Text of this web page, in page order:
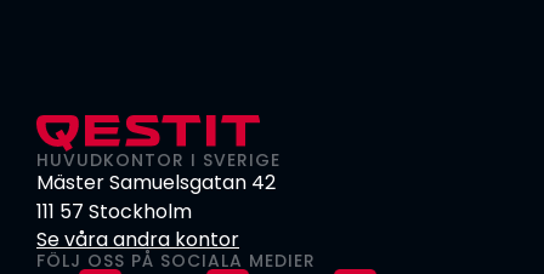
HUVUDKONTOR I SVERIGE
Mäster Samuelsgatan 42
111 57 Stockholm
Se våra andra kontor
FÖLJ OSS PÅ SOCIALA MEDIER